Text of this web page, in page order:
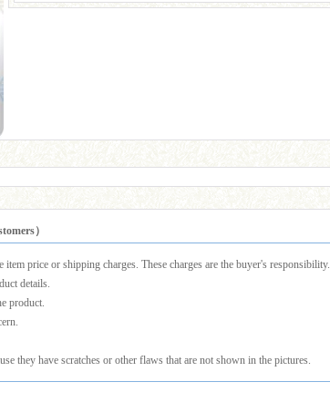
）
price or shipping charges. These charges are the buyer's responsibility.
details.
product.
they have scratches or other flaws that are not shown in the pictures.